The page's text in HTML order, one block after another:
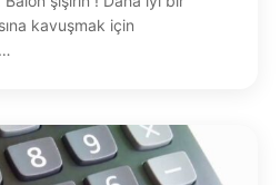
kavuşmak için